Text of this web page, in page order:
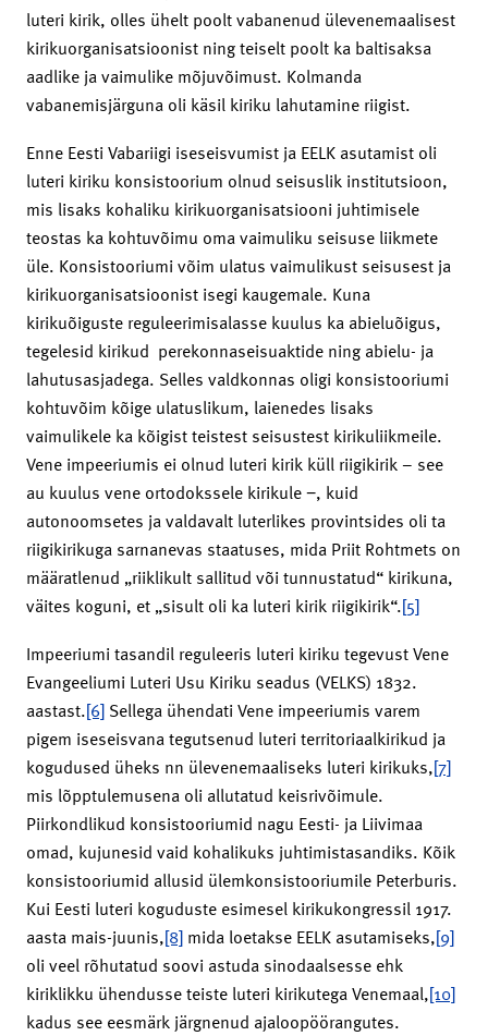
luteri kirik, olles ühelt poolt vabanenud ülevenemaalisest
kirikuorganisatsioonist ning teiselt poolt ka baltisaksa
aadlike ja vaimulike mõjuvõimust. Kolmanda
vabanemisjärguna oli käsil kiriku lahutamine riigist.
Enne Eesti Vabariigi iseseisvumist ja EELK asutamist oli
luteri kiriku konsistoorium olnud seisuslik institutsioon,
mis lisaks kohaliku kirikuorganisatsiooni juhtimisele
teostas ka kohtuvõimu oma vaimuliku seisuse liikmete
üle. Konsistooriumi võim ulatus vaimulikust seisusest ja
kirikuorganisatsioonist isegi kaugemale. Kuna
kirikuõiguste reguleerimisalasse kuulus ka abieluõigus,
tegelesid kirikud perekonnaseisuaktide ning abielu- ja
lahutusasjadega. Selles valdkonnas oligi konsistooriumi
kohtuvõim kõige ulatuslikum, laienedes lisaks
vaimulikele ka kõigist teistest seisustest kirikuliikmeile.
Vene impeeriumis ei olnud luteri kirik küll riigikirik – see
au kuulus vene ortodokssele kirikule −, kuid
autonoomsetes ja valdavalt luterlikes provintsides oli ta
riigikirikuga sarnanevas staatuses, mida Priit Rohtmets on
määratlenud „riiklikult sallitud või tunnustatud“ kirikuna,
väites koguni, et „sisult oli ka luteri kirik riigikirik“.[5]
Impeeriumi tasandil reguleeris luteri kiriku tegevust Vene
Evangeeliumi Luteri Usu Kiriku seadus (VELKS) 1832.
aastast.[6] Sellega ühendati Vene impeeriumis varem
pigem iseseisvana tegutsenud luteri territoriaalkirikud ja
kogudused üheks nn ülevenemaaliseks luteri kirikuks,[7]
mis lõpptulemusena oli allutatud keisrivõimule.
Piirkondlikud konsistooriumid nagu Eesti- ja Liivimaa
omad, kujunesid vaid kohalikuks juhtimistasandiks. Kõik
konsistooriumid allusid ülemkonsistooriumile Peterburis.
Kui Eesti luteri koguduste esimesel kirikukongressil 1917.
aasta mais-juunis,[8] mida loetakse EELK asutamiseks,[9]
oli veel rõhutatud soovi astuda sinodaalsesse ehk
kiriklikku ühendusse teiste luteri kirikutega Venemaal,[10]
kadus see eesmärk järgnenud ajaloopöörangutes.